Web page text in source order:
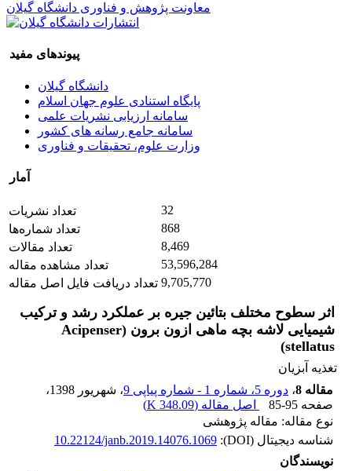
معاونت پژوهش و فناوری دانشگاه گیلان
پیوندهای مفید
دانشگاه گیلان
پایگاه استنادی علوم جهان اسلام
سامانه ارزیابی نشریات علمی
سامانه جامع رسانه های کشور
وزارت علوم، تحقیقات و فناوری
آمار
تعداد نشریات
32
تعداد شماره‌ها
868
تعداد مقالات
8,469
تعداد مشاهده مقاله
53,596,284
تعداد دریافت فایل اصل مقاله 9,705,770
اثر سطوح مختلف بتائین جیره بر عملکرد رشد و ترکیب
شیمیایی لاشه بچه ماهی ازون برون (Acipenser
stellatus)
تغذیه آبزیان
مقاله 8
، دوره 5، شماره 1 - شماره پیاپی 9 ، شهریور 1398
،
صفحه 85-95 اصل مقاله (348.09 K
)
نوع مقاله: مقاله پژوهشی
شناسه دیجیتال (DOI):
10.22124/janb.2019.14076.1069
نویسندگان